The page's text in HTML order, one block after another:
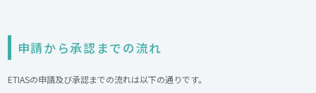
申請から承認までの流れ
ETIASの申請及び承認までの流れは以下の通りです。